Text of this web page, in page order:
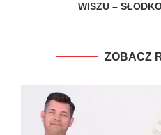
WISZU –
ZOBACZ